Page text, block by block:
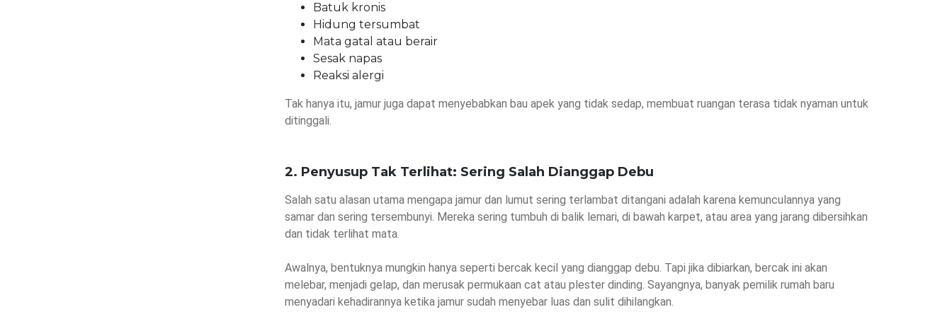
Batuk kronis
Hidung tersumbat
Mata gatal atau berair
Sesak napas
Reaksi alergi
Tak hanya itu, jamur juga dapat menyebabkan bau apek yang tidak sedap, membuat ruangan terasa tidak nyaman untuk
ditinggali.
2. Penyusup Tak Terlihat: Sering Salah Dianggap Debu
Salah satu alasan utama mengapa jamur dan lumut sering terlambat ditangani adalah karena kemunculannya yang
samar dan sering tersembunyi. Mereka sering tumbuh di balik lemari, di bawah karpet, atau area yang jarang dibersihkan
dan tidak terlihat mata.
Awalnya, bentuknya mungkin hanya seperti bercak kecil yang dianggap debu. Tapi jika dibiarkan, bercak ini akan
melebar, menjadi gelap, dan merusak permukaan cat atau plester dinding. Sayangnya, banyak pemilik rumah baru
menyadari kehadirannya ketika jamur sudah menyebar luas dan sulit dihilangkan.